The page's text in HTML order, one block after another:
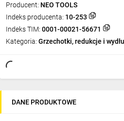
Producent: NEO TOOLS
Indeks producenta: 10-253
Indeks TIM: 0001-00021-56671
Kategoria: Grzechotki, redukcje i
DANE PRODUKTOWE